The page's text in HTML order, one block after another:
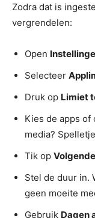
Zodra dat is
vergrendelen:
Open
Selecteer
Druk op Limiet
Kies de apps of
media?
Tik op Volgende
Stel de duur in.
geen moeite
Gebruik Dagen